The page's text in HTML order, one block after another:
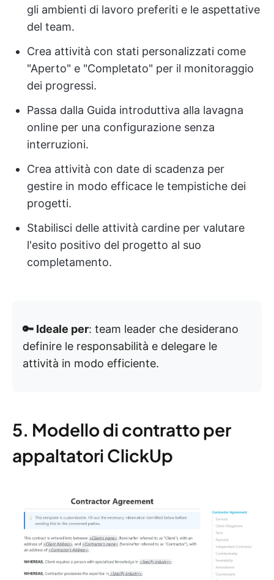
gli ambienti di lavoro preferiti e le aspettative
del team.
Crea attività con stati personalizzati come
"Aperto" e "Completato" per il monitoraggio
dei progressi.
Passa dalla Guida introduttiva alla lavagna
online per una configurazione senza
interruzioni.
Crea attività con date di scadenza per
gestire in modo efficace le tempistiche dei
progetti.
Stabilisci delle attività cardine per valutare
l'esito positivo del progetto al suo
completamento.
🔑 Ideale per: team leader che desiderano
definire le responsabilità e delegare le
attività in modo efficiente.
5. Modello di contratto per
appaltatori ClickUp